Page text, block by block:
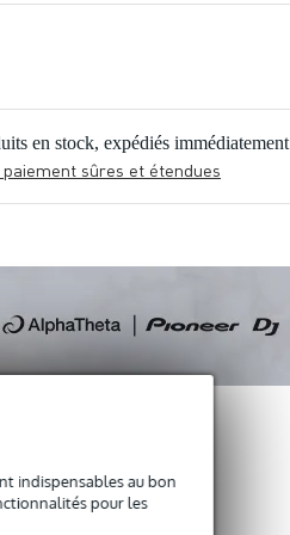
indispensables au bon
pour les
en stock, expédiés immédiatement
sûres et étendues
ACCESSOIRES